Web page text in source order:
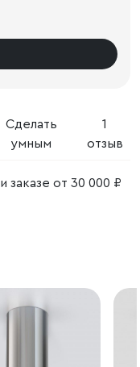
Сделать
умным
1
отзыв
заказе от 30 000 ₽